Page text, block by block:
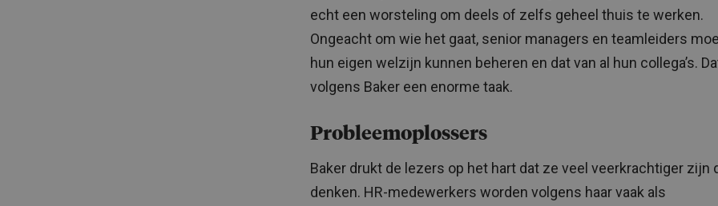
echt een worsteling om deels of zelfs geheel thuis te werken.
Ongeacht om wie het gaat, senior managers en teamleiders
hun eigen welzijn kunnen beheren en dat van al hun collega’s.
volgens Baker een enorme taak.
Probleemoplossers
Baker drukt de lezers op het hart dat ze veel veerkrachtiger zijn
denken. HR-medewerkers worden volgens haar vaak als